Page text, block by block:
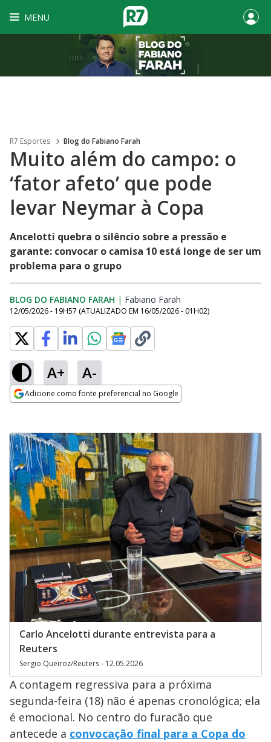
MENU
R7 Esportes Blog do Fabiano Farah
Muito além do campo: o
‘fator afeto’ que pode
levar Neymar à Copa
Ancelotti quebra o silêncio sobre a pressão e
garante: convocar o camisa 10 está longe de ser um
problema para o grupo
BLOG DO FABIANO FARAH | Fabiano Farah
12/05/2026 - 19H57 (ATUALIZADO EM 16/05/2026 - 01H02)
A+ A-
Adicione como fonte preferencial no Google
Carlo Ancelotti durante entrevista para a
Reuters
Sergio Queiroz/Reuters - 12.05.2026
A contagem regressiva para a próxima
segunda-feira (18) não é apenas cronológica; ela
é emocional. No centro do furacão que
antecede a convocação final para a Copa do